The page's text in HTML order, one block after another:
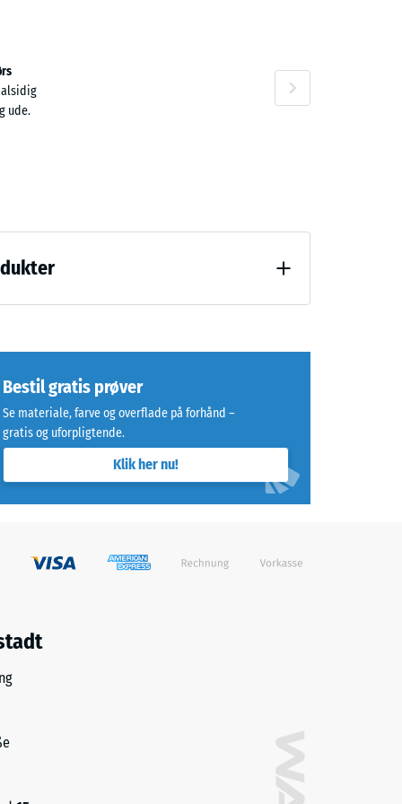
alsidig
ude.
R10
Bestil gratis prøver
Se materiale, farve og overflade på forhånd –
gratis og uforpligtende.
Klik her nu!